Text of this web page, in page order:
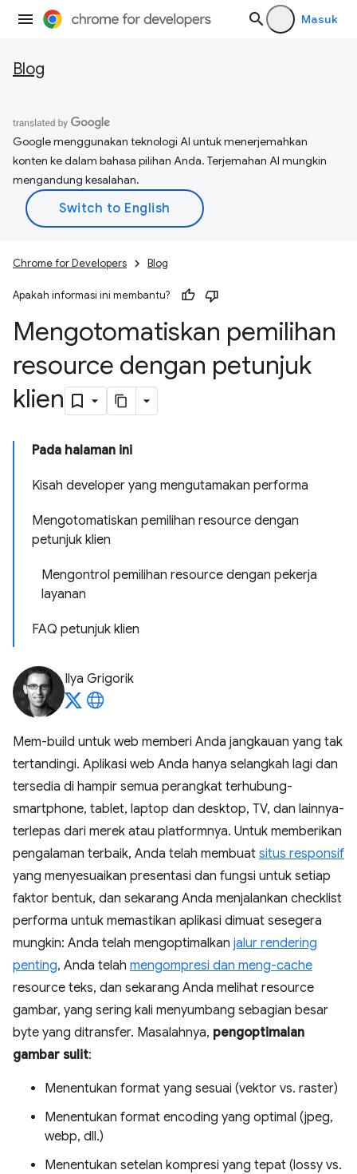
Masuk
Blog
Google menggunakan teknologi AI untuk menerjemahkan
konten ke dalam bahasa pilihan Anda. Terjemahan AI mungkin
mengandung kesalahan.
Chrome for Developers Blog
Apakah informasi ini membantu?
Mengotomatiskan pemilihan
resource dengan petunjuk
klien
Pada halaman ini
Kisah developer yang mengutamakan performa
Mengotomatiskan pemilihan resource dengan
petunjuk klien
Mengontrol pemilihan resource dengan pekerja
layanan
FAQ petunjuk klien
Ilya Grigorik
Mem-build untuk web memberi Anda jangkauan yang tak
tertandingi. Aplikasi web Anda hanya selangkah lagi dan
tersedia di hampir semua perangkat terhubung-
smartphone, tablet, laptop dan desktop, TV, dan lainnya-
terlepas dari merek atau platformnya. Untuk memberikan
pengalaman terbaik, Anda telah membuat situs responsif
yang menyesuaikan presentasi dan fungsi untuk setiap
faktor bentuk, dan sekarang Anda menjalankan checklist
performa untuk memastikan aplikasi dimuat sesegera
mungkin: Anda telah mengoptimalkan jalur rendering
penting, Anda telah mengompresi dan meng-cache
resource teks, dan sekarang Anda melihat resource
gambar, yang sering kali menyumbang sebagian besar
byte yang ditransfer. Masalahnya, pengoptimalan
gambar sulit:
Menentukan format yang sesuai (vektor vs. raster)
Menentukan format encoding yang optimal (jpeg,
webp, dll.)
Menentukan setelan kompresi yang tepat (lossy vs.